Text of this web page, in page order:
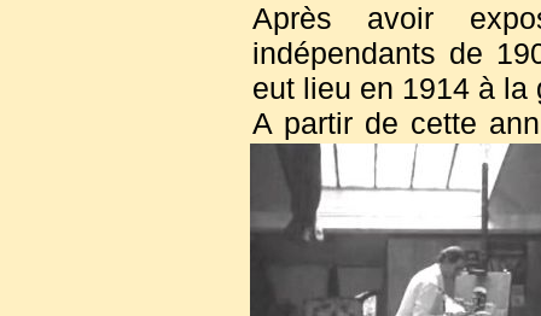
Après avoir
indépendants de
eut lieu en 1914 à la
A partir de cette
sa palette de
« colorée ». En
valut une
menèrent au
faisant être